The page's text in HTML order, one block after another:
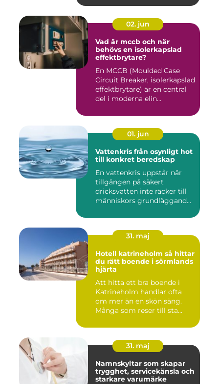
02. jun
Vad är mccb och när
behövs en isolerkapslad
effektbrytare?
En MCCB (Moulded Case
Circuit Breaker, isolerkapslad
effektbrytare) är en central
del i moderna elin...
01. jun
Vattenkris från osynligt hot
till konkret beredskap
En vattenkris uppstår när
tillgången på säkert
dricksvatten inte räcker till
människors grundläggand...
31. maj
Hotell katrineholm så hittar
du rätt boende i sörmlands
hjärta
Att hitta ett bra boende i
Katrineholm handlar ofta
om mer än en skön säng.
Många som reser till sta...
31. maj
Namnskyltar som skapar
trygghet, servicekänsla och
starkare varumärke